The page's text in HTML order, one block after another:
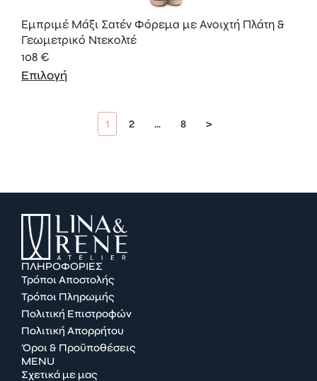
Εμπριμέ Μάξι Σατέν Φόρεμα με Ανοιχτή Πλάτη &
Γεωμετρικό Ντεκολτέ
108€
Επιλογή
1 2 … 8 >
ΠΛΗΡΟΦΟΡΙΕΣ
Τρόποι Αποστολής
Τρόποι Πληρωμής
Πολιτική Επιστροφών
Πολιτική Απορρήτου
Όροι & Προϋποθέσεις
MENU
Σχετικά με μας